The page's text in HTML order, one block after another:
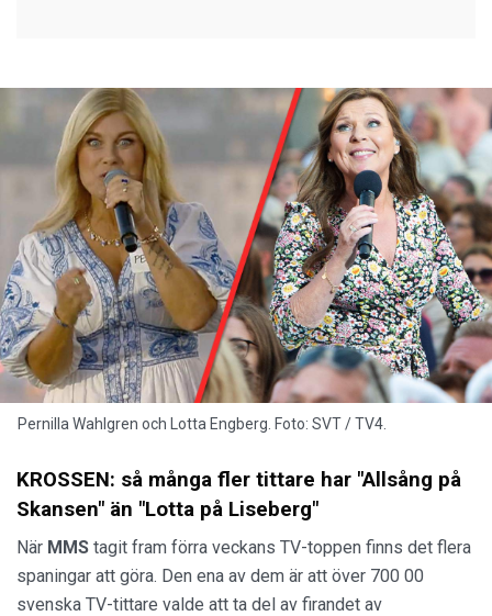
Pernilla Wahlgren och Lotta Engberg. Foto: SVT / TV4.
KROSSEN: så många fler tittare har "Allsång på
Skansen" än "Lotta på Liseberg"
När MMS tagit fram förra veckans TV-toppen finns det flera
spaningar att göra. Den ena av dem är att över 700 00
svenska TV-tittare valde att ta del av firandet av